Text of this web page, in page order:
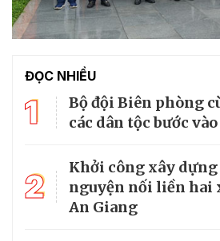
ĐỌC NHIỀU
1
Bộ đội Biên phòng
các dân tộc bước
2
Khởi công xây
nguyện nối liền hai
An Giang